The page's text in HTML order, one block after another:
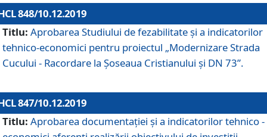
848/10.12.2019
Titlu: Aprobarea Studiului de fezabilitate şi a indicatorilor
tehnico-economici pentru proiectul „Modernizare Strada
Cucului - Racordare la Șoseaua Cristianului și DN 73”.
847/10.12.2019
Titlu: Aprobarea documentației și a indicatorilor tehnico -